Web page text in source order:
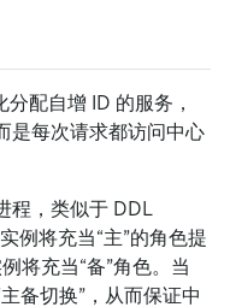
配自增 ID 的服务，
是每次请求都访问中心
程，类似于 DDL
例将充当“主”的角色提
将充当“备”角色。当
备切换”，从而保证中